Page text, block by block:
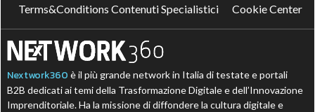
Terms&Conditions Contenuti Specialistici
Cookie Center
Nextwork360 è il più grande network in Italia di testate e portali
B2B dedicati ai temi della Trasformazione Digitale e dell’Innovazione
Imprenditoriale. Ha la missione di diffondere la cultura digitale e